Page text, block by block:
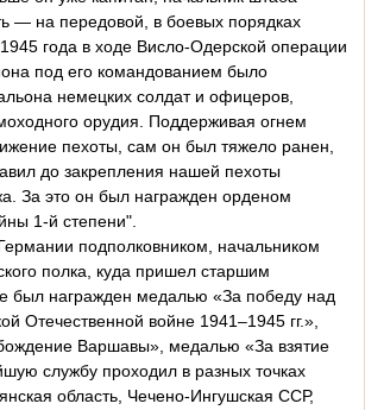
— на передовой, в боевых порядках
года в ходе Висло-Одерской операции
под его командованием было
немецких солдат и офицеров,
орудия. Поддерживая огнем
пехоты, сам он был тяжело ранен,
до закрепления нашей пехоты
За это он был награжден орденом
1-й степени".
подполковником, начальником
полка, куда пришел старшим
был награжден медалью «За победу над
Отечественной войне 1941–1945 гг.»,
Варшавы», медалью «За взятие
службу проходил в разных точках
область, Чечено-Ингушская ССР,